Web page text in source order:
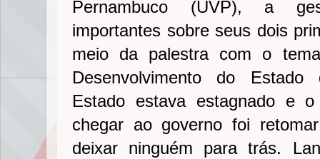
Pernambuco (UVP), a
importantes sobre seus dois
meio da palestra com o
Desenvolvimento do Estado
Estado estava estagnado e
chegar ao governo foi
deixar ninguém para trás.